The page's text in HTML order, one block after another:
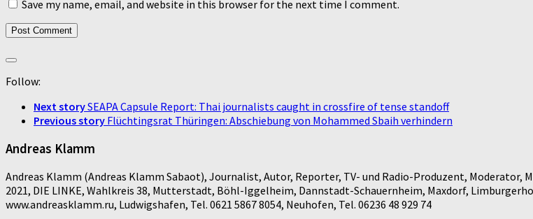
Save my name, email, and website in this browser for the next time I comment.
Follow:
Next storySEAPA Capsule Report: Thai journalists caught in crossfire of tense standoff
Previous story Flüchtingsrat Thüringen: Abschiebung von Mohammed Sbaih verhindern
Andreas Klamm
Andreas Klamm (Andreas Klamm Sabaot), Journalist, Autor, Reporter, TV- und Radio-Produzent, Moderator,
2021, DIE LINKE, Wahlkreis 38, Mutterstadt, Böhl-Iggelheim, Dannstadt-Schauernheim, Maxdorf,
www.andreasklamm.ru, Ludwigshafen, Tel. 0621 5867 8054, Neuhofen, Tel. 06236 48 929 74